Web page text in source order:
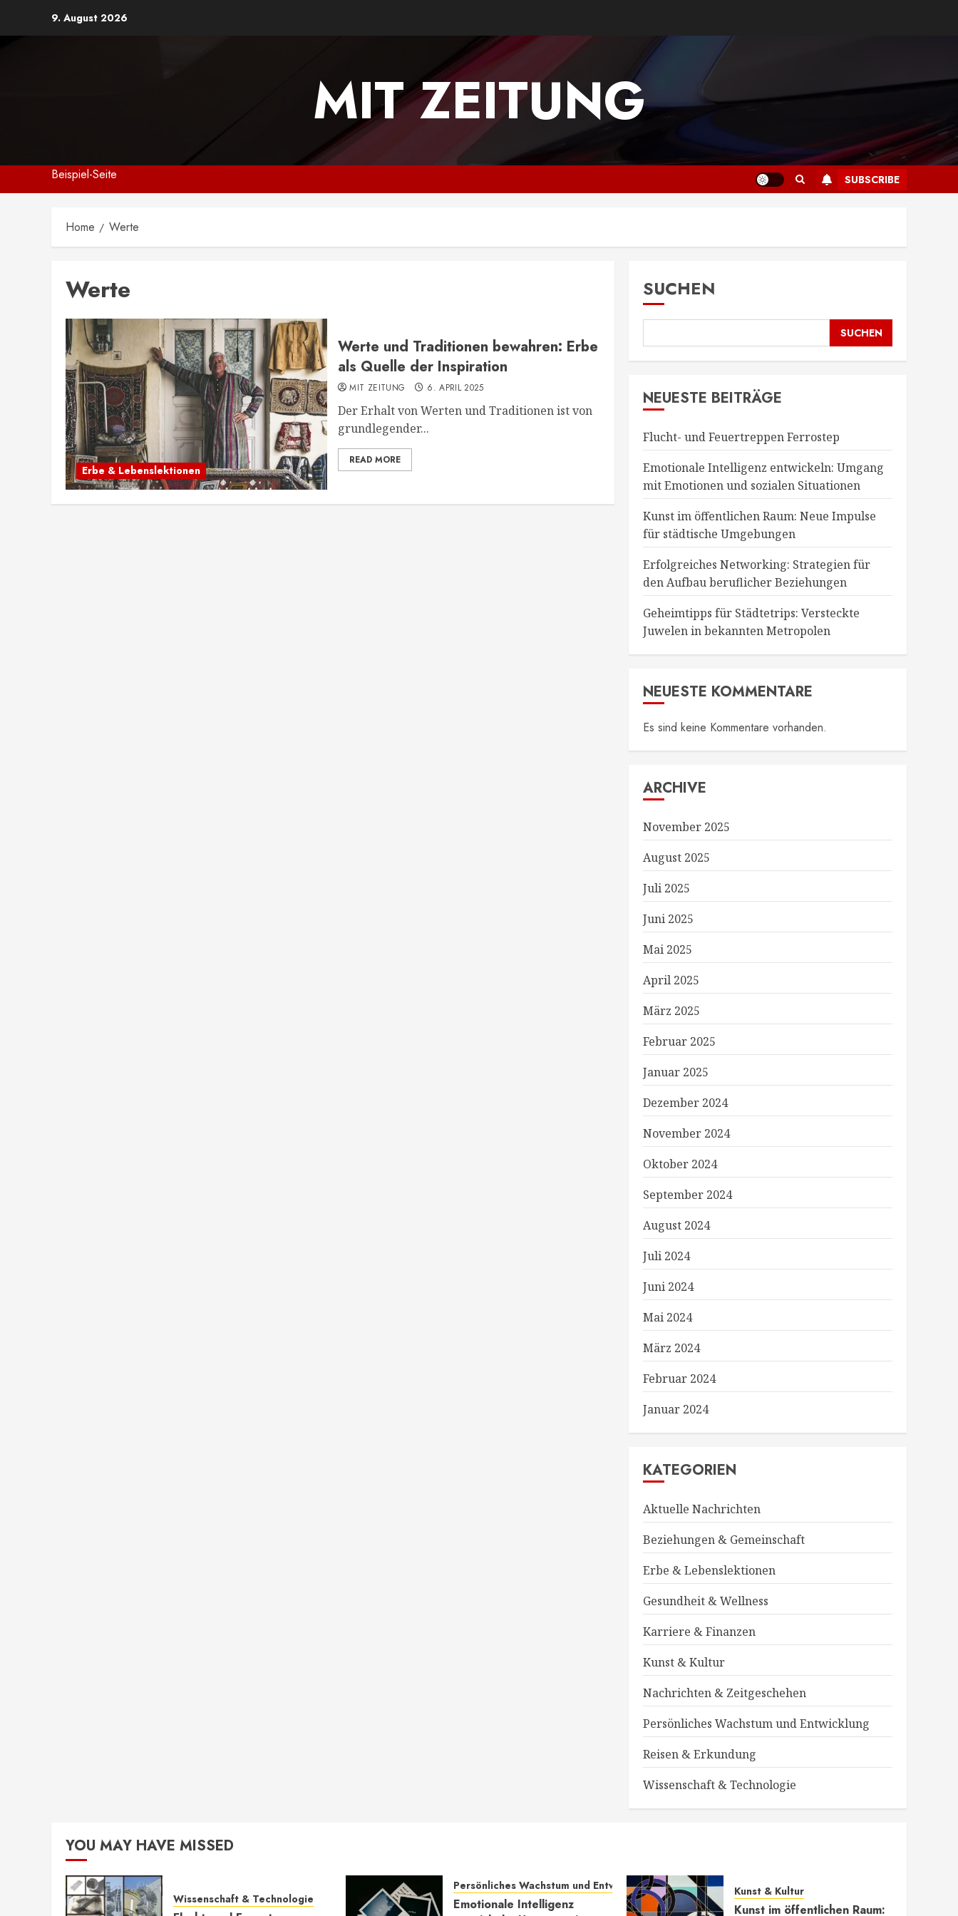
9. August 2026
MIT ZEITUNG
Beispiel-Seite SUBSCRIBE
Home Werte
Werte
Erbe & Lebenslektionen
Werte und Traditionen bewahren: Erbe
als Quelle der Inspiration
MIT ZEITUNG 6. APRIL 2025
Der Erhalt von Werten und Traditionen ist von
grundlegender...
READ MORE
SUCHEN
SUCHEN
NEUESTE BEITRÄGE
Flucht- und Feuertreppen Ferrostep
Emotionale Intelligenz entwickeln: Umgang
mit Emotionen und sozialen Situationen
Kunst im öffentlichen Raum: Neue Impulse
für städtische Umgebungen
Erfolgreiches Networking: Strategien für
den Aufbau beruflicher Beziehungen
Geheimtipps für Städtetrips: Versteckte
Juwelen in bekannten Metropolen
NEUESTE KOMMENTARE
Es sind keine Kommentare vorhanden.
ARCHIVE
November 2025
August 2025
Juli 2025
Juni 2025
Mai 2025
April 2025
März 2025
Februar 2025
Januar 2025
Dezember 2024
November 2024
Oktober 2024
September 2024
August 2024
Juli 2024
Juni 2024
Mai 2024
März 2024
Februar 2024
Januar 2024
KATEGORIEN
Aktuelle Nachrichten
Beziehungen & Gemeinschaft
Erbe & Lebenslektionen
Gesundheit & Wellness
Karriere & Finanzen
Kunst & Kultur
Nachrichten & Zeitgeschehen
Persönliches Wachstum und Entwicklung
Reisen & Erkundung
Wissenschaft & Technologie
YOU MAY HAVE MISSED
Wissenschaft & Technologie
Persönliches Wachstum und Entwicklung
Emotionale Intelligenz
Kunst & Kultur
Kunst im öffentlichen Raum: